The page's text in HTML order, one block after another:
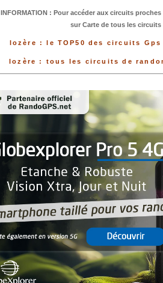
INFORMATION : Pour accéder aux circuits
sur Carte de tous les circuits
lozère : le TOP50 des circuits
lozère : tous les circuits de